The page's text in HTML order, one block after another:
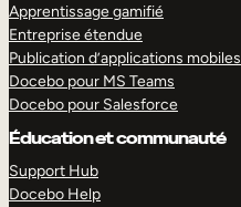
Apprentissage gamifié
Entreprise étendue
Publication d’applications mobiles
Docebo pour MS Teams
Docebo pour Salesforce
Éducation et communauté
Support Hub
Docebo Help